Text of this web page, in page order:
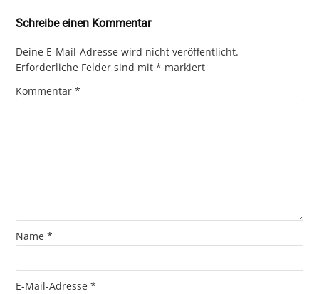
Schreibe einen Kommentar
Deine E-Mail-Adresse wird nicht veröffentlicht.
Erforderliche Felder sind mit* markiert
Kommentar*
Name*
E-Mail-Adresse*